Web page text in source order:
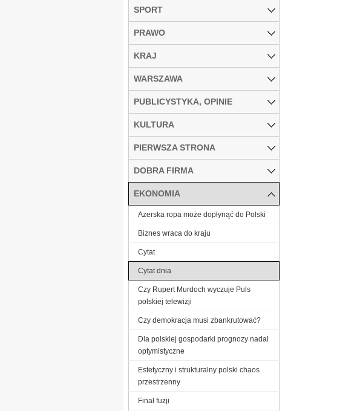
SPORT
PRAWO
KRAJ
WARSZAWA
PUBLICYSTYKA, OPINIE
KULTURA
PIERWSZA STRONA
DOBRA FIRMA
EKONOMIA
Azerska ropa może dopłynąć do Polski
Biznes wraca do kraju
Cytat
Cytat dnia
Czy Rupert Murdoch wyczuje Puls
polskiej telewizji
Czy demokracja musi zbankrutować?
Dla polskiej gospodarki prognozy nadal
optymistyczne
Estetyczny i strukturalny polski chaos
przestrzenny
Finał fuzji